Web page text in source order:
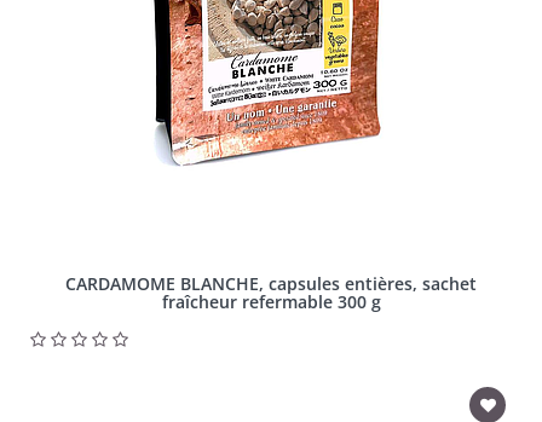
CARDAMOME BLANCHE, capsules entières, sachet
fraîcheur refermable 300 g